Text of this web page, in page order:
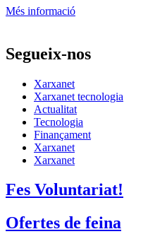
Més informació
Segueix-nos
Xarxanet
Xarxanet tecnologia
Actualitat
Tecnologia
Finançament
Xarxanet
Xarxanet
Fes Voluntariat!
Ofertes de feina